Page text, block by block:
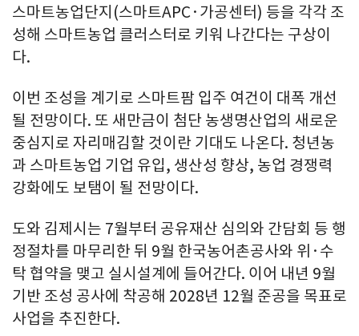
스마트농업단지(스마트APC·가공센터) 등을 각각 조
성해 스마트농업 클러스터로 키워 나간다는 구상이
다.
이번 조성을 계기로 스마트팜 입주 여건이 대폭 개선
될 전망이다. 또 새만금이 첨단 농생명산업의 새로운
중심지로 자리매김할 것이란 기대도 나온다. 청년농
과 스마트농업 기업 유입, 생산성 향상, 농업 경쟁력
강화에도 보탬이 될 전망이다.
도와 김제시는 7월부터 공유재산 심의와 간담회 등 행
정절차를 마무리한 뒤 9월 한국농어촌공사와 위·수
탁 협약을 맺고 실시설계에 들어간다. 이어 내년 9월
기반 조성 공사에 착공해 2028년 12월 준공을 목표로
사업을 추진한다.